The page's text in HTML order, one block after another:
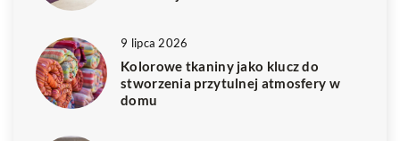
9 lipca 2026
Kolorowe tkaniny jako klucz do
stworzenia przytulnej atmosfery w
domu